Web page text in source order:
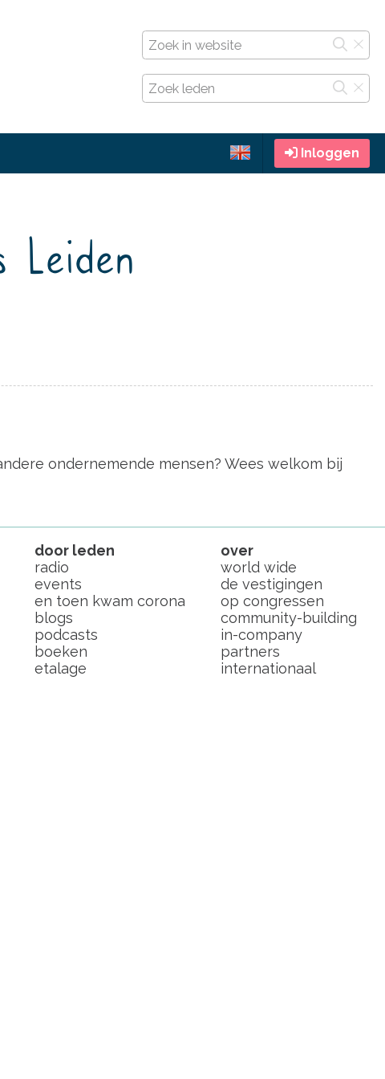
Inloggen
Leiden
ondernemende mensen? Wees welkom bij
door leden
radio
events
en toen kwam corona
blogs
podcasts
boeken
etalage
over
world wide
de vestigingen
op congressen
community-building
in-company
partners
internationaal